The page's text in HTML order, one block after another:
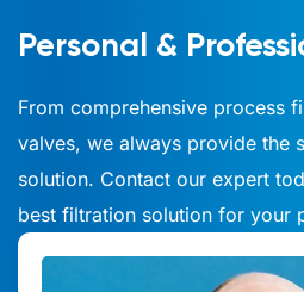
Personal &
From comprehensive process
valves, we always provide the
solution. Contact our expert
best filtration solution for your